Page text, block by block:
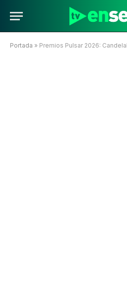
Portada » Premios Pulsar 2026: Candelabro y Mon